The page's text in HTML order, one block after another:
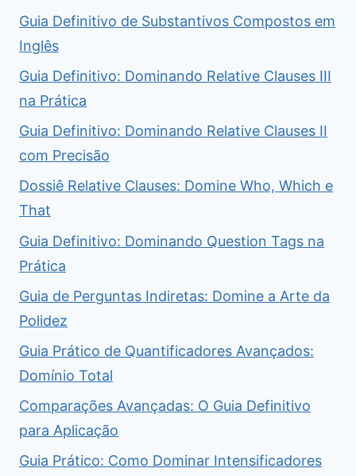
Guia Definitivo de Substantivos Compostos em
Inglês
Guia Definitivo: Dominando Relative Clauses III
na Prática
Guia Definitivo: Dominando Relative Clauses II
com Precisão
Dossiê Relative Clauses: Domine Who, Which e
That
Guia Definitivo: Dominando Question Tags na
Prática
Guia de Perguntas Indiretas: Domine a Arte da
Polidez
Guia Prático de Quantificadores Avançados:
Domínio Total
Comparações Avançadas: O Guia Definitivo
para Aplicação
Guia Prático: Como Dominar Intensificadores